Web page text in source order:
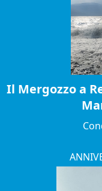
Il Mergozzo a